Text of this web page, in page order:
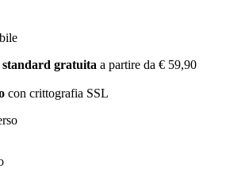
gratuita a partire da € 59,90
con crittografia SSL